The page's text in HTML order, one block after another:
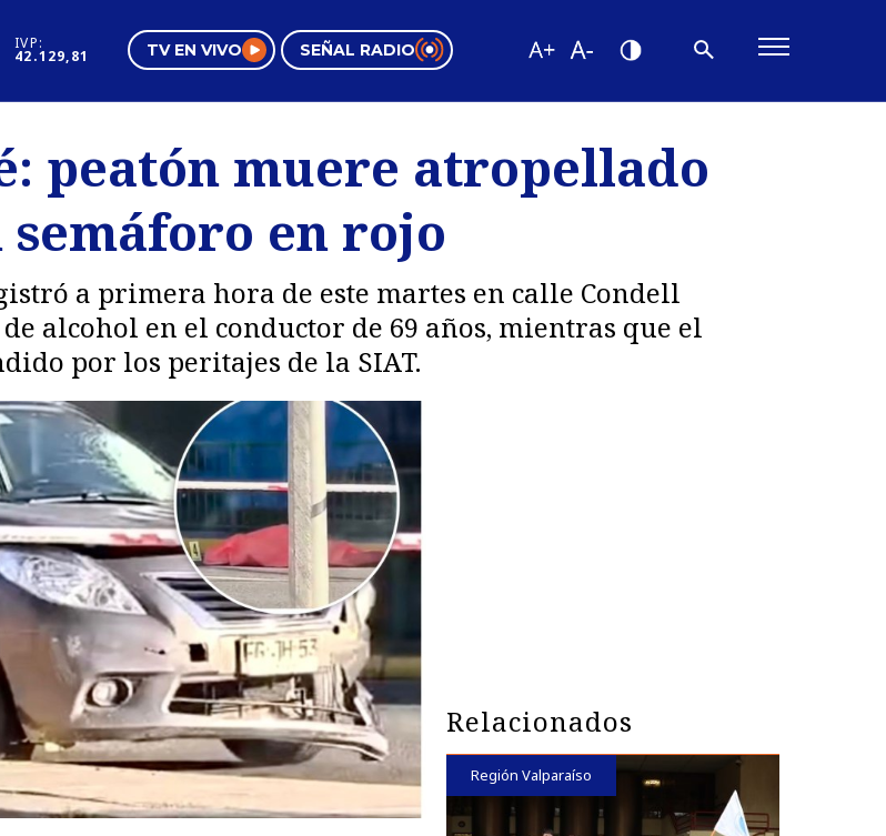
IVP:
42.129,81 TV EN VIVO SEÑAL RADIO
Negocios
Pura Mujer
Tendencias
Videos
peatón muere atropellado
en rojo
a primera hora de este martes en calle Condell
alcohol en el conductor de 69 años, mientras que el
por los peritajes de la SIAT.
Relacionados
Región Valparaíso